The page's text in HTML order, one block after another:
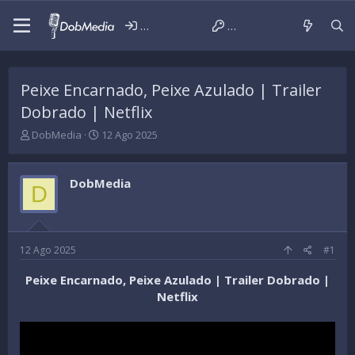
Iniciar sessão Criar conta
Peixe Encarnado, Peixe Azulado | Trailer
Dobrado | Netflix
T
r
e
a
d
t
a
r
t
DobMedia
D
t
a
d
n
c
i
12 Ago 2025
D DobMedia
12 Ago 2025 #1
Peixe Encarnado, Peixe Azulado | Trailer Dobrado |
Netflix